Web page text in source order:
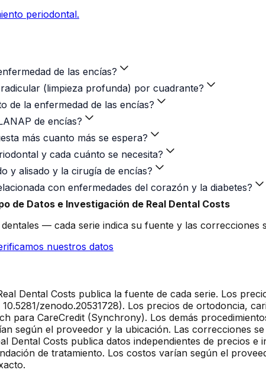
periodontal.
de las encías?
(limpieza profunda) por cuadrante?
de la enfermedad de las encías?
de encías?
más cuanto más se espera?
y cada cuánto se necesita?
y alisado y la cirugía de encías?
con enfermedades del corazón y la diabetes?
de Datos e Investigación de Real Dental Costs
— cada serie indica su fuente y las correcciones
nuestros datos
Dental Costs publica la fuente de cada serie. Los
zenodo.20531728). Los precios de ortodoncia,
para CareCredit (Synchrony). Los demás
según el proveedor y la ubicación. Las correcciones
Dental Costs publica datos independientes de precios
de tratamiento. Los costos varían según el